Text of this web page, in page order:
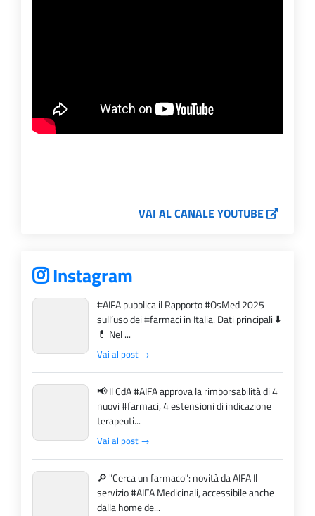
VAI AL CANALE YOUTUBE
Instagram
#AIFA pubblica il Rapporto #OsMed 2025
sull’uso dei #farmaci in Italia. Dati principali ⬇️
💊 Nel ...
Vai al post →
📢 Il CdA #AIFA approva la rimborsabilità di 4
nuovi #farmaci, 4 estensioni di indicazione
terapeuti...
Vai al post →
🔎 "Cerca un farmaco": novità da AIFA Il
servizio #AIFA Medicinali, accessibile anche
dalla home de...